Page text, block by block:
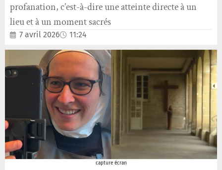
profanation, c’est-à-dire une atteinte directe à un
lieu et à un moment sacrés
7 avril 2026 11:24
capture écran